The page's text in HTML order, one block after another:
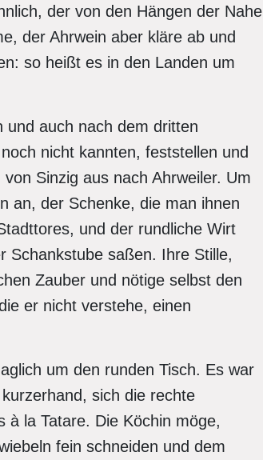
der von den Hängen der Nahe
der Ahrwein aber kläre ab und
so heißt es in den Landen um
und auch nach dem dritten
nicht kannten, feststellen und
Sinzig aus nach Ahrweiler. Um
an, der Schenke, die man ihnen
und der rundliche Wirt
Schankstube saßen. Ihre Stille,
Zauber und nötige selbst den
er nicht verstehe, einen
um den runden Tisch. Es war
sich die rechte
la Tatare. Die Köchin möge,
fein schneiden und dem